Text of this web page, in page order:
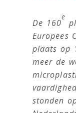
De 160
e
Europees
plaats op
meer de
stonden